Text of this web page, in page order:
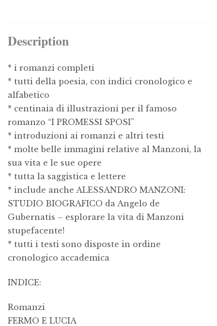
Description
* i romanzi completi
* tutti della poesia, con indici cronologico e
alfabetico
* centinaia di illustrazioni per il famoso
romanzo “I PROMESSI SPOSI”
* introduzioni ai romanzi e altri testi
* molte belle immagini relative al Manzoni, la
sua vita e le sue opere
* tutta la saggistica e lettere
* include anche ALESSANDRO MANZONI:
STUDIO BIOGRAFICO da Angelo de
Gubernatis – esplorare la vita di Manzoni
stupefacente!
* tutti i testi sono disposte in ordine
cronologico accademica
INDICE:
Romanzi
FERMO E LUCIA